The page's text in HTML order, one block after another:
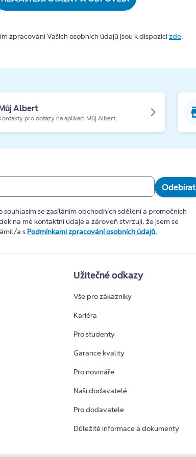
zpracování Vašich osobních údajů jsou k dispozici zde.
Albert
pro dotazy na aplikaci Můj Albert.
Odebírat
souhlasím se zasíláním obchodních sdělení a promočních
na mé kontaktní údaje a zároveň stvrzuji, že jsem se
a s Podmínkami zpracování osobních údajů.
Užitečné odkazy
Vše pro zákazníky
Kariéra
Pro studenty
Garance kvality
Pro novináře
Naši dodavatelé
Pro dodavatele
Důležité informace a dokumenty